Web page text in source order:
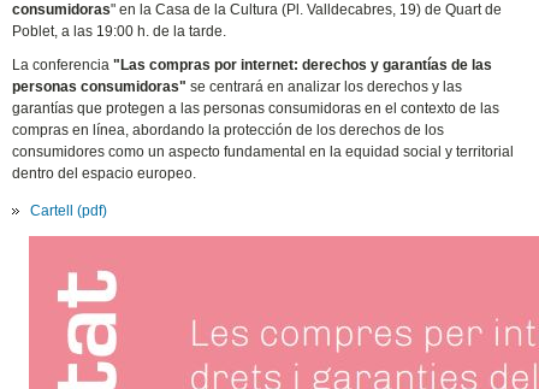
consumidoras" en la Casa de la Cultura (Pl. Valldecabres, 19) de Quart de
Poblet, a las 19:00 h. de la tarde.
La conferencia"Las compras por internet: derechos y garantías de las
personas consumidoras"se centrará en analizar los derechos y las
garantías que protegen a las personas consumidoras en el contexto de las
compras en línea, abordando la protección de los derechos de los
consumidores como un aspecto fundamental en la equidad social y territorial
dentro del espacio europeo.
Cartell (pdf)